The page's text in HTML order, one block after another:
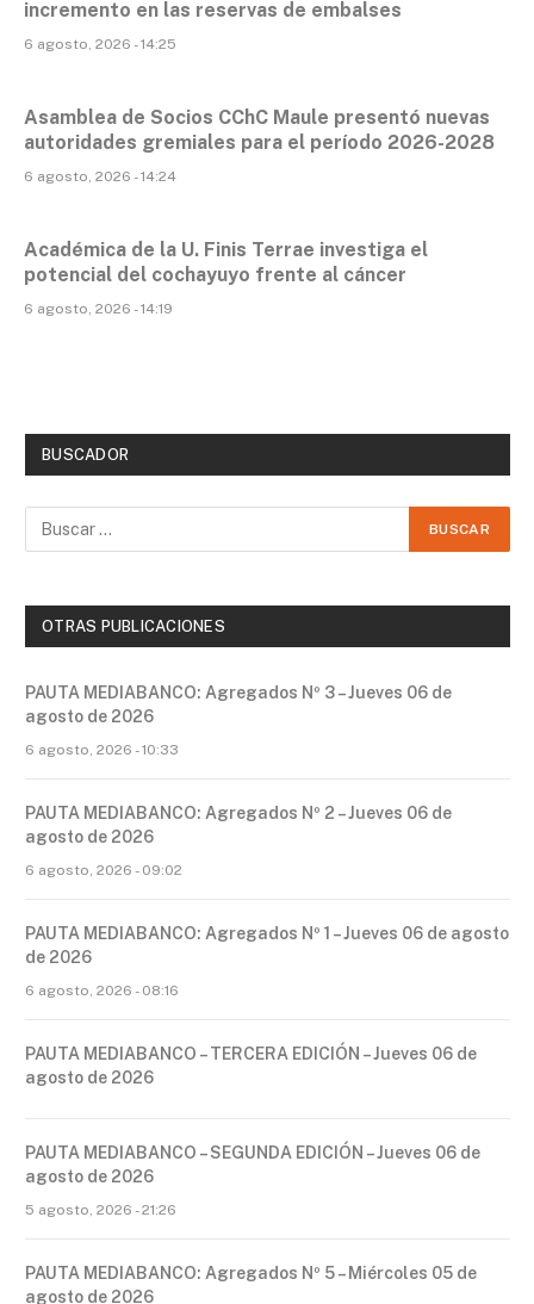
incremento en las reservas de embalses
6 agosto, 2026 - 14:25
Asamblea de Socios CChC Maule presentó nuevas
autoridades gremiales para el período 2026-2028
6 agosto, 2026 - 14:24
Académica de la U. Finis Terrae investiga el
potencial del cochayuyo frente al cáncer
6 agosto, 2026 - 14:19
BUSCADOR
OTRAS PUBLICACIONES
PAUTA MEDIABANCO: Agregados Nº 3 – Jueves 06 de
agosto de 2026
6 agosto, 2026 - 10:33
PAUTA MEDIABANCO: Agregados Nº 2 – Jueves 06 de
agosto de 2026
6 agosto, 2026 - 09:02
PAUTA MEDIABANCO: Agregados Nº 1 – Jueves 06 de agosto
de 2026
6 agosto, 2026 - 08:16
PAUTA MEDIABANCO – TERCERA EDICIÓN – Jueves 06 de
agosto de 2026
PAUTA MEDIABANCO – SEGUNDA EDICIÓN – Jueves 06 de
agosto de 2026
5 agosto, 2026 - 21:26
PAUTA MEDIABANCO: Agregados Nº 5 – Miércoles 05 de
agosto de 2026